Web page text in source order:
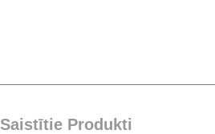
Saistītie Produkti